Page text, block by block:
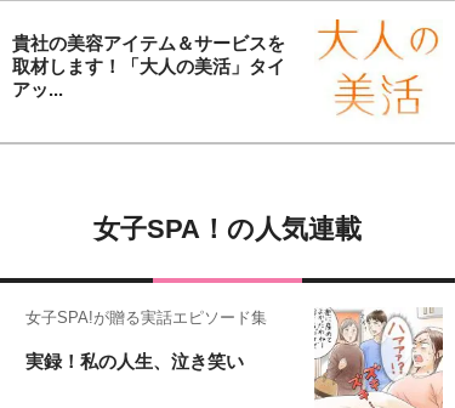
貴社の美容アイテム＆サービスを
取材します！「大人の美活」タイ
アッ...
女子SPA！の人気連載
女子SPA!が贈る実話エピソード集
実録！私の人生、泣き笑い